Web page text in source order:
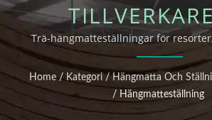
FÖR TRÄ-
Trä-hängmatteställningar för
detaljhandelskedjor
Home / Kategori / Hängmatta Och
/ Hängmatteställning